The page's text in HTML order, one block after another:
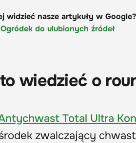
widzieć nasze artykuły w Google?
do ulubionych źródeł
wiedzieć o
Total Ultra
zwalczający